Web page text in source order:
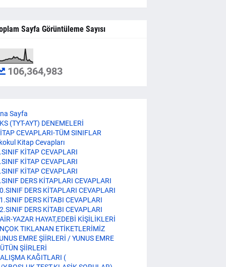
Sayfa Görüntüleme Sayısı
106,364,983
Sayfa
(TYT-AYT) DENEMELERİ
CEVAPLARI-TÜM SINIFLAR
Kitap Cevapları
KİTAP CEVAPLARI
KİTAP CEVAPLARI
KİTAP CEVAPLARI
DERS KİTAPLARI CEVAPLARI
DERS KİTAPLARI CEVAPLARI
DERS KİTABI CEVAPLARI
DERS KİTABI CEVAPLARI
YAZAR HAYAT,EDEBİ KİŞİLİKLERİ
TIKLANAN ETİKETLERİMİZ
EMRE ŞİİRLERİ / YUNUS EMRE
ŞİİRLERİ
KAĞITLARI (